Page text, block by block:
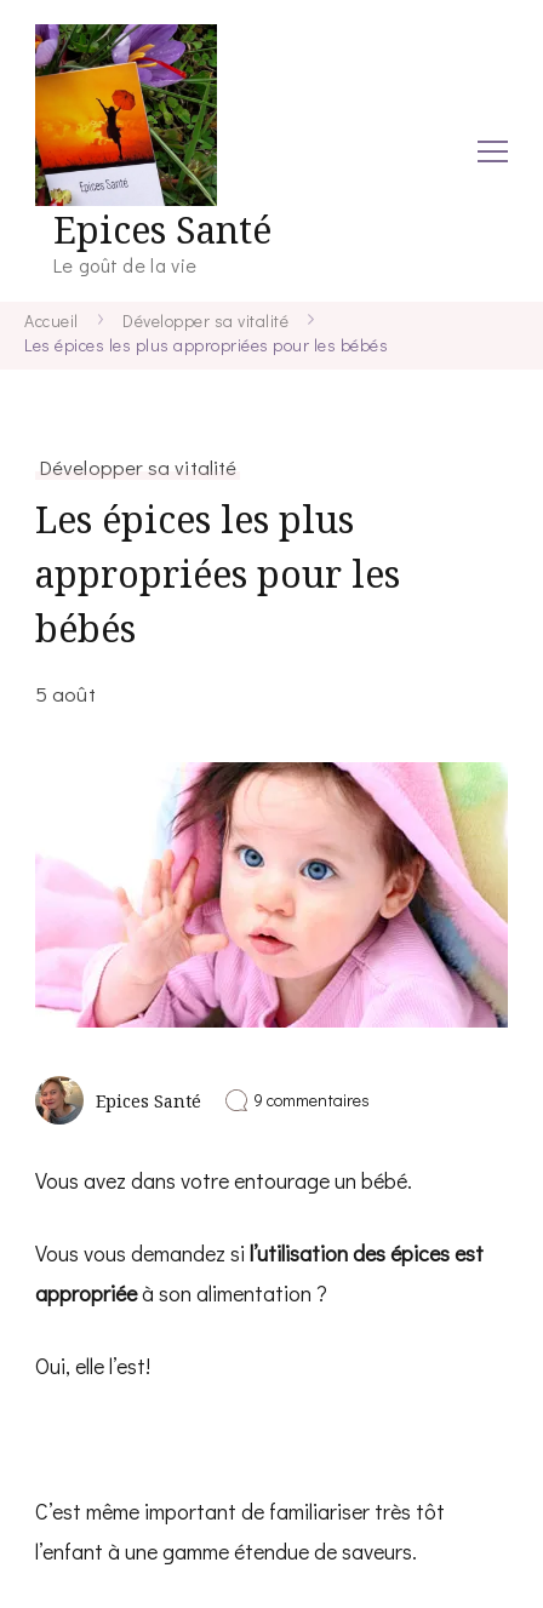
Epices Santé
Le goût de la vie
Accueil
Développer sa vitalité
Les épices les plus appropriées pour les bébés
Développer sa vitalité
Les épices les plus
appropriées pour les
bébés
5 août
Epices Santé 9 commentaires
plus
les
bébés
Vous avez dans votre entourage un bébé.
Vous vous demandez si l’utilisation des épices est
appropriéeà son alimentation ?
Oui, elle l’est!
C’est même important de familiariser très tôt
l’enfant à une gamme étendue de saveurs.